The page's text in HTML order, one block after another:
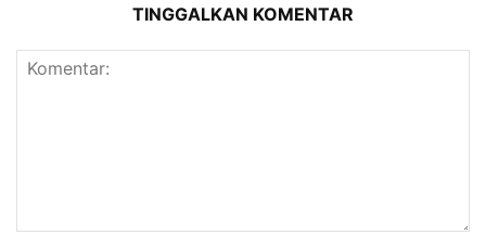
TINGGALKAN KOMENTAR